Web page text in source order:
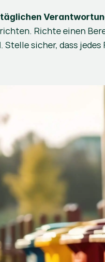
täglichen
Richte einen
. Stelle sicher, dass